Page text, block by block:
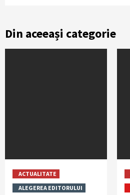
Din aceeași categorie
ACTUALITATE
ALEGEREA EDITORULUI